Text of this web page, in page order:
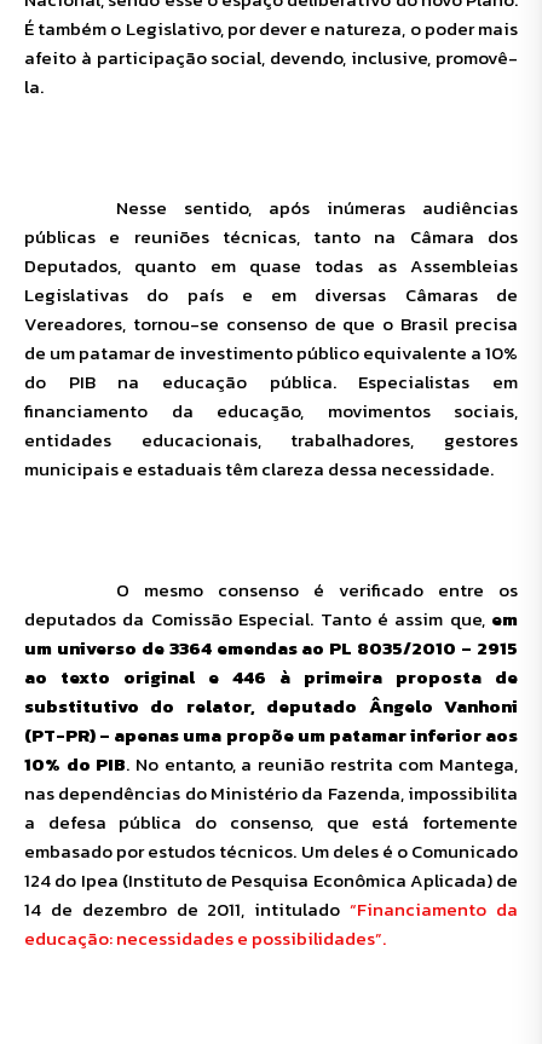
É também o Legislativo, por dever e natureza, o poder mais
afeito à participação social, devendo, inclusive, promovê-
la.
Nesse sentido, após inúmeras audiências
públicas e reuniões técnicas, tanto na Câmara dos
Deputados, quanto em quase todas as Assembleias
Legislativas do país e em diversas Câmaras de
Vereadores, tornou-se consenso de que o Brasil precisa
de um patamar de investimento público equivalente a 10%
do PIB na educação pública. Especialistas em
financiamento da educação, movimentos sociais,
entidades educacionais, trabalhadores, gestores
municipais e estaduais têm clareza dessa necessidade.
O mesmo consenso é verificado entre os
deputados da Comissão Especial. Tanto é assim que, em
um universo de 3364 emendas ao PL 8035/2010 – 2915
ao texto original e 446 à primeira proposta de
substitutivo do relator, deputado Ângelo Vanhoni
(PT-PR) – apenas uma propõe um patamar inferior aos
10% do PIB. No entanto, a reunião restrita com Mantega,
nas dependências do Ministério da Fazenda, impossibilita
a defesa pública do consenso, que está fortemente
embasado por estudos técnicos. Um deles é o Comunicado
124 do Ipea (Instituto de Pesquisa Econômica Aplicada) de
14 de dezembro de 2011, intitulado“Financiamento da
educação: necessidades e possibilidades”.